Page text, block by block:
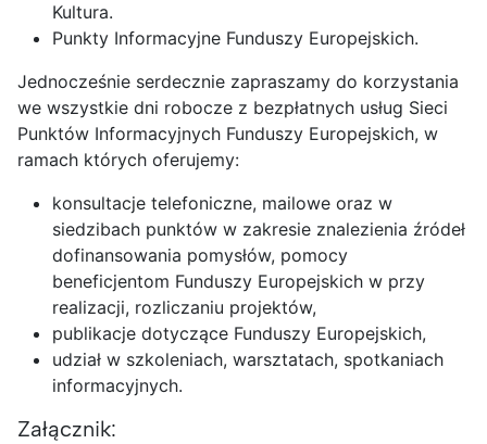
Kultura.
Punkty Informacyjne Funduszy Europejskich.
Jednocześnie serdecznie zapraszamy do korzystania
we wszystkie dni robocze z bezpłatnych usług Sieci
Punktów Informacyjnych Funduszy Europejskich, w
ramach których oferujemy:
konsultacje telefoniczne, mailowe oraz w
siedzibach punktów w zakresie znalezienia źródeł
dofinansowania pomysłów, pomocy
beneficjentom Funduszy Europejskich w przy
realizacji, rozliczaniu projektów,
publikacje dotyczące Funduszy Europejskich,
udział w szkoleniach, warsztatach, spotkaniach
informacyjnych.
Załącznik: